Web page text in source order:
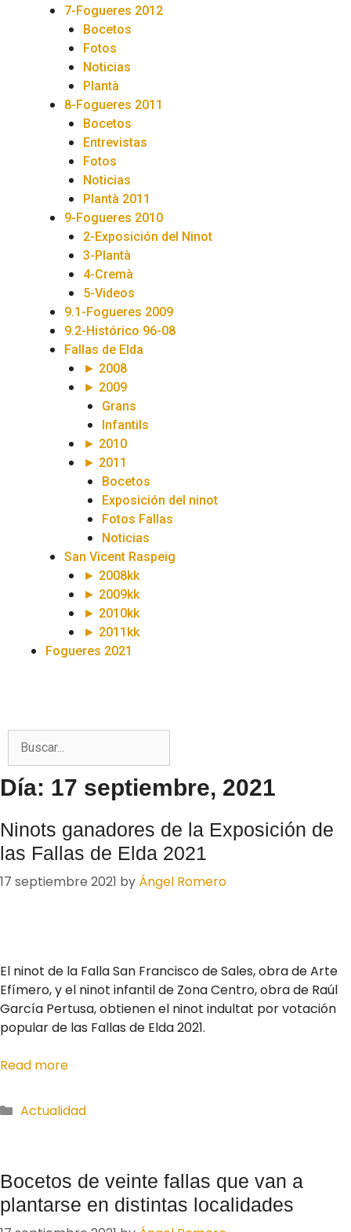
7-Fogueres 2012
Bocetos
Fotos
Noticias
Plantà
8-Fogueres 2011
Bocetos
Entrevistas
Fotos
Noticias
Plantà 2011
9-Fogueres 2010
2-Exposición del Ninot
3-Plantà
4-Cremà
5-Videos
9.1-Fogueres 2009
9.2-Histórico 96-08
Fallas de Elda
► 2008
► 2009
Grans
Infantils
► 2010
► 2011
Bocetos
Exposición del ninot
Fotos Fallas
Noticias
San Vicent Raspeig
► 2008kk
► 2009kk
► 2010kk
► 2011kk
Fogueres 2021
Día: 17 septiembre, 2021
Ninots ganadores de la Exposición de
las Fallas de Elda 2021
17 septiembre 2021 by Ángel Romero
El ninot de la Falla San Francisco de Sales, obra de Arte
Efímero, y el ninot infantil de Zona Centro, obra de Raúl
García Pertusa, obtienen el ninot indultat por votación
popular de las Fallas de Elda 2021.
Read more
Actualidad
Bocetos de veinte fallas que van a
plantarse en distintas localidades